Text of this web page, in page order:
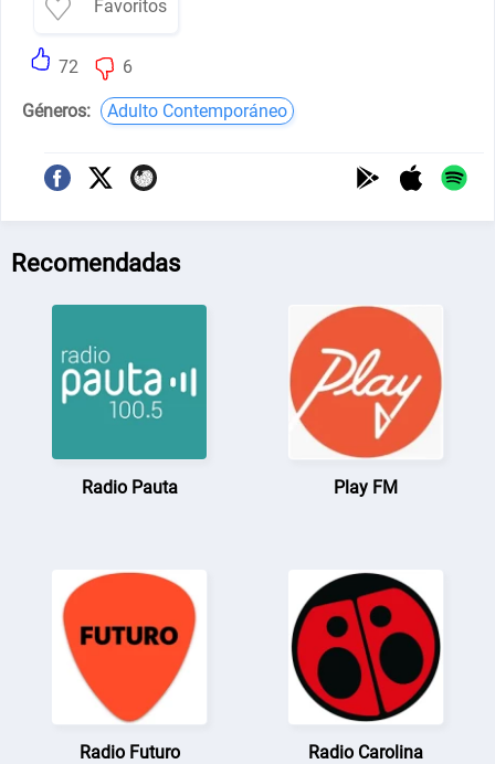
Favoritos
72 6
Géneros: Adulto Contemporáneo
Recomendadas
Radio Pauta Play FM
Radio Futuro Radio Carolina